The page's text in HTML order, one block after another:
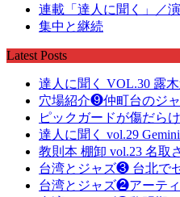
連載「達人に聞く」／
集中と継続
Latest Posts
達人に聞く VOL.30 露
穴場紹介❾仲町台のジ
ピックガードが傷だら
達人に聞く vol.29
教則本 棚卸 vol.23 名取
台湾とジャズ❸ 台北で
台湾とジャズ❷アーテ